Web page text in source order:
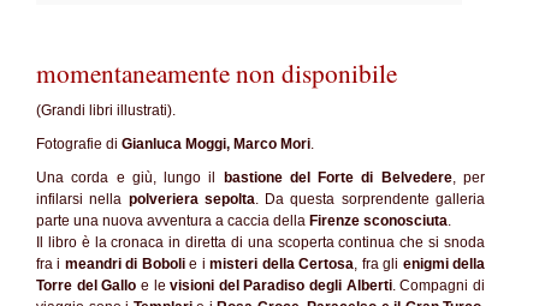
momentaneamente non disponibile
(Grandi libri illustrati).
Fotografie di Gianluca Moggi, Marco Mori.
Una corda e giù, lungo il
bastione del Forte di Belvedere, per
infilarsi nella polveriera sepolta. Da questa sorprendente galleria
parte una nuova avventura a caccia della Firenze sconosciuta.
Il libro è la cronaca in diretta di una scoperta continua che si snoda
fra i meandri di Bobolie i misteri della Certosa, fra gli enigmi della
Torre del Gallo e levisioni del Paradiso degli Alberti. Compagni di